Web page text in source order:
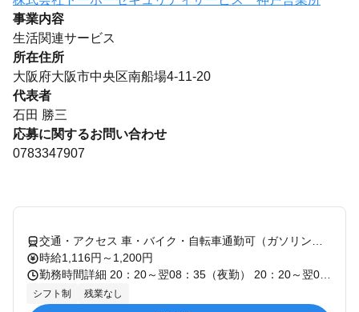
事業内容
生活関連サービス
所在住所
大阪府大阪市中央区南船場4-11-20
代表者
石田 勝三
応募に関するお問い合わせ
0783347907
時給1,116円～1,200円
シフト制 残業なし